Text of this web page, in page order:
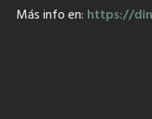
Más info en: https://